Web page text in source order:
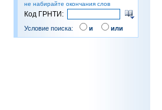
не набирайте окончания слов
Код ГРНТИ:
Условие поиска: и или